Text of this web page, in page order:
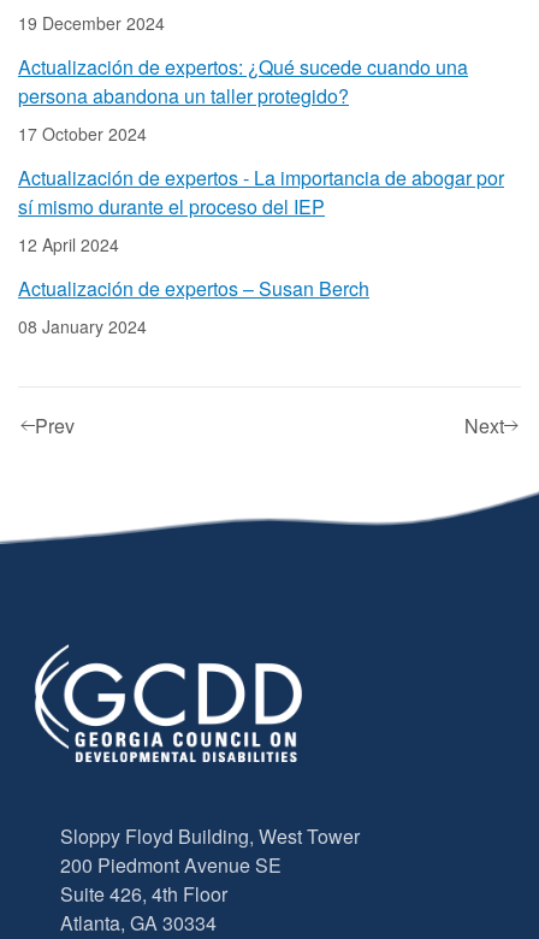
19 December 2024
Actualización de expertos: ¿Qué sucede cuando una
persona abandona un taller protegido?
17 October 2024
Actualización de expertos - La importancia de abogar por
sí mismo durante el proceso del IEP
12 April 2024
Actualización de expertos – Susan Berch
08 January 2024
Prev Next
Sloppy Floyd Building, West Tower
200 Piedmont Avenue SE
Suite 426, 4th Floor
Atlanta, GA 30334